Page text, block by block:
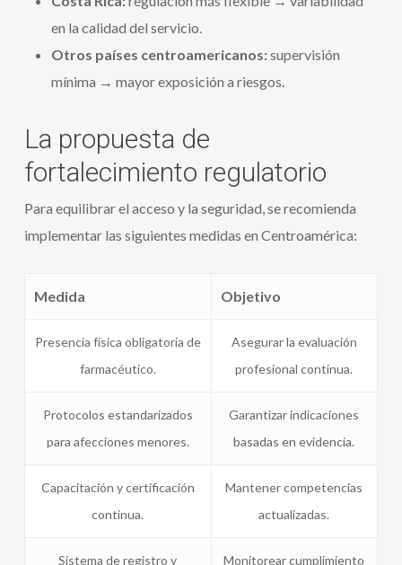
en la calidad del servicio.
Otros países centroamericanos:supervisión
mínima → mayor exposición a riesgos.
La propuesta de
fortalecimiento regulatorio
Para equilibrar el acceso y la seguridad, se recomienda
implementar las siguientes medidas en Centroamérica:
Medida Objetivo
Presencia física obligatoria de
farmacéutico.
Asegurar la evaluación
profesional continua.
Protocolos estandarizados
para afecciones menores.
Garantizar indicaciones
basadas en evidencia.
Capacitación y certificación
continua.
Mantener competencias
actualizadas.
Sistema de registro y
Monitorear cumplimiento